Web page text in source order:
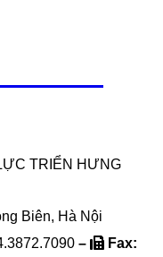
TRIỂN HƯNG
Biên, Hà Nội
–
Fax: